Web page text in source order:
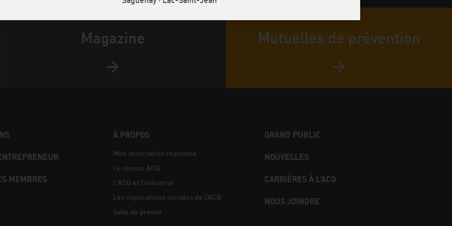
Magazine Mutuelles de prévention
MEMBRES
À PROPOS
Mon association régionale
Le réseau ACQ
L’ACQ et l’industrie
Les implications sociales de l’ACQ
Salle de presse
GRAND PUBLIC
NOUVELLES
CARRIÈRES À L’ACQ
NOUS JOINDRE